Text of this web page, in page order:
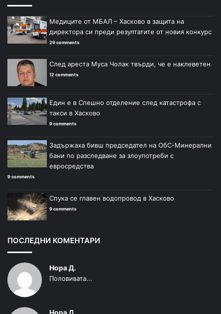
Медиците от МБАЛ – Хасково в защита на
директора си преди резултатите от новия конкурс
29 comments
След ареста Муса Чолак твърди, че е наклеветен
12 comments
Един е в Спешно отделение след катастрофа с
такси в Хасково
9 comments
Задържаха бивш председател на ОбС-Минерални
бани по разследване за злоупотреби с
евросредства
9 comments
Спука се главен водопровод в Хасково
9 comments
ПОСЛЕДНИ КОМЕНТАРИ
Нора Д.
Половивата...